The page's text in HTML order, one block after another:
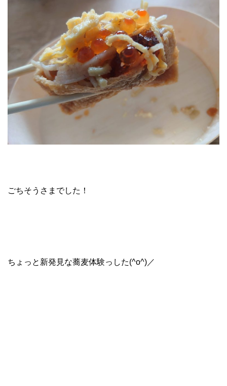
ごちそうさまでした！
ちょっと新発見な蕎麦体験っした(^o^)／